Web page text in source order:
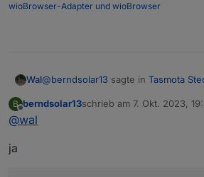
wioBrowser-Adapter und wioBrowser
Wal@berndsolar13 sagte in Tasmota
B
Offline
berndsolar13schrieb am 7. Okt. 2023,
zuletzt editiert von
@wal
ja